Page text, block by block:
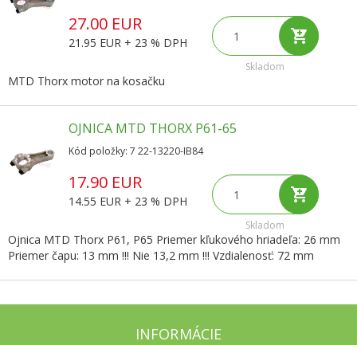
27.00 EUR
21.95 EUR + 23 % DPH
Skladom
MTD Thorx motor na kosačku
OJNICA MTD THORX P61-65
Kód položky: 7 22-13220-IB84
17.90 EUR
14.55 EUR + 23 % DPH
Skladom
Ojnica MTD Thorx P61, P65 Priemer kľukového hriadeľa: 26 mm
Priemer čapu: 13 mm !!! Nie 13,2 mm !!! Vzdialenosť: 72 mm
INFORMÁCIE